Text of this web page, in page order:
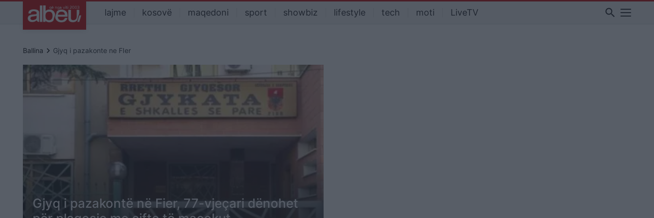
lajme kosovë maqedoni sport showbiz lifestyle tech moti LiveTV search
Ballina keyboard_arrow_right Gjyq i pazakonte ne FIer
Gjyq i pazakontë në Fier, 77-vjeçari dënohet